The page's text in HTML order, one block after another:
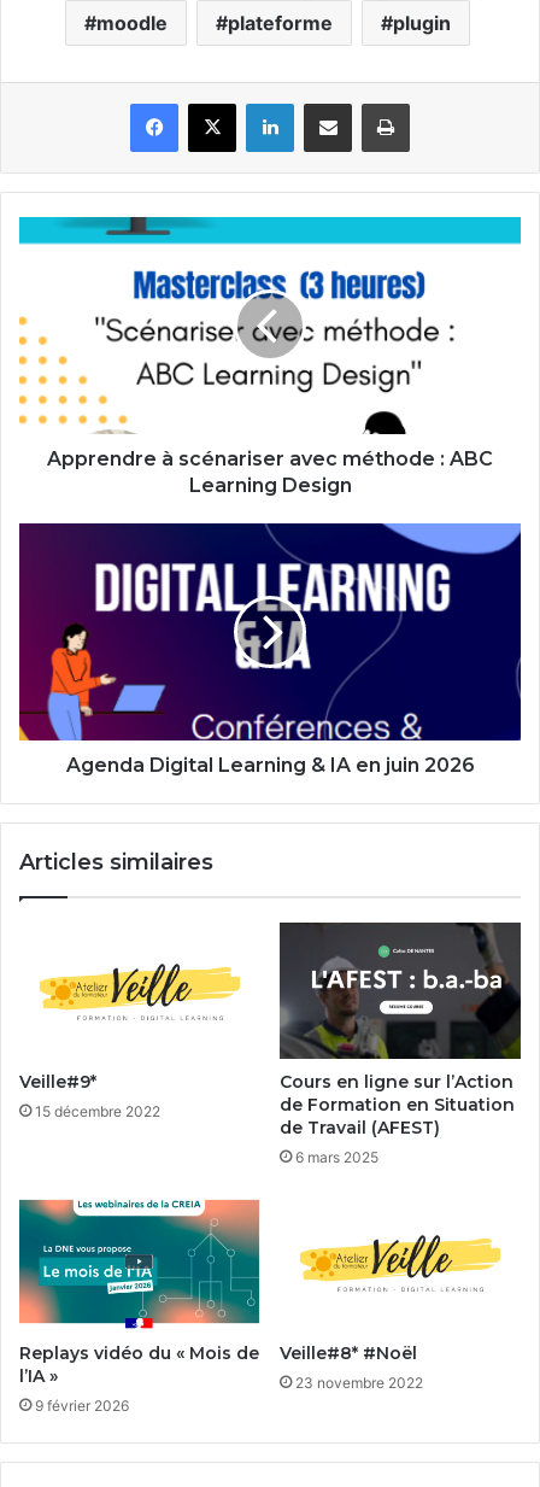
moodle plateforme plugin
Facebook
X LinkedinPartager par email Imprimer
Apprendre
méthode
:
ABC
Learning
Design
Apprendre à scénariser avec méthode : ABC
Learning Design
2026
Agenda Digital Learning & IA en juin 2026
Articles similaires
Veille#9*
15 décembre 2022
Cours en ligne sur l’Action
de Formation en Situation
de Travail (AFEST)
6 mars 2025
Replays vidéo du « Mois de
l’IA »
9 février 2026
Veille#8* #Noël
23 novembre 2022